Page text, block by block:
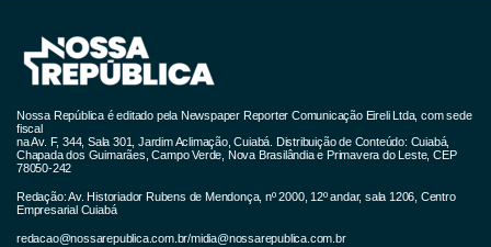
Nossa República é editado pela Newspaper Reporter Comunicação Eireli Ltda, com sede
fiscal
na Av. F, 344, Sala 301, Jardim Aclimação, Cuiabá. Distribuição de Conteúdo: Cuiabá,
Chapada dos Guimarães, Campo Verde, Nova Brasilândia e Primavera do Leste, CEP
78050-242
Redação: Av. Historiador Rubens de Mendonça, nº 2000, 12º andar, sala 1206, Centro
Empresarial Cuiabá
redacao@nossarepublica.com.br/midia@nossarepublica.com.br